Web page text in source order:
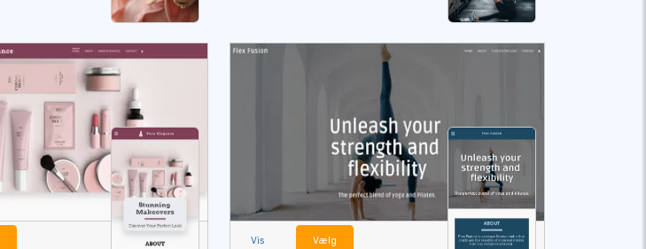
Vis Vælg